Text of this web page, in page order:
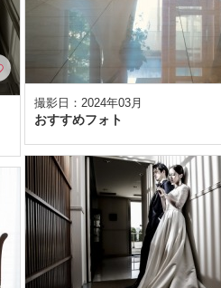
撮影日：2024年03月
おすすめフォト